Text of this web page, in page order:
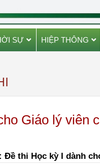
SỰ HIỆP THÔNG
Giáo lý viên
thi Học kỳ I dành